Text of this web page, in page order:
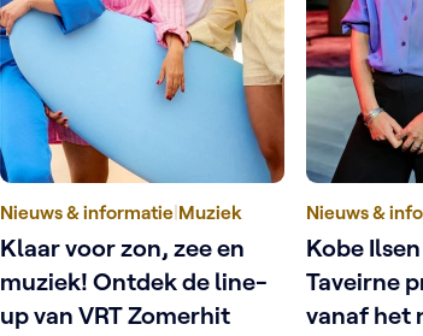
Nieuws & informatie|Muziek
Klaar voor zon, zee en
muziek! Ontdek de line-
up van VRT Zomerhit
Nieuws &
Kobe
Taveirne
vanaf het